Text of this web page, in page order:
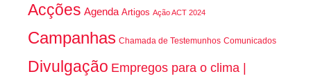
Acções Agenda Artigos Ação ACT 2024
Campanhas Chamada de Testemunhos Comunicados
Divulgação Empregos para o clima |